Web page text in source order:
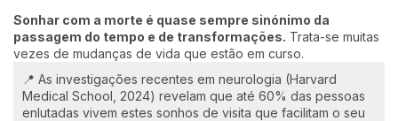
Sonhar com a morte é quase sempre sinónimo da
passagem do tempo e de transformações. Trata-se muitas
vezes de mudanças de vida que estão em curso.
📍 As investigações recentes em neurologia (Harvard
Medical School, 2024) revelam que até 60% das pessoas
enlutadas vivem estes sonhos de visita que facilitam o seu